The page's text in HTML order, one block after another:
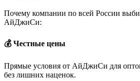
Почему компании по всей России
АйДжиСи:
💰 Честные цены
Прямые условия от АйДжиСи для
без лишних наценок.